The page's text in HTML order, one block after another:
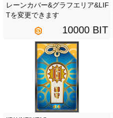
レーンカバー&グラフエリア&LIF
Tを変更できます
10000 BIT